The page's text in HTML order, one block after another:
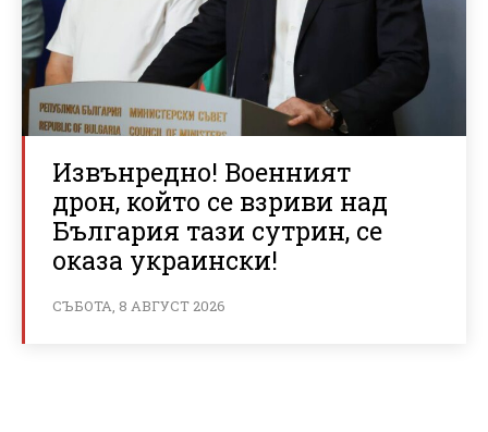
Извънредно! Военният
дрон, който се взриви над
България тази сутрин, се
оказа украински!
СЪБОТА, 8 АВГУСТ 2026